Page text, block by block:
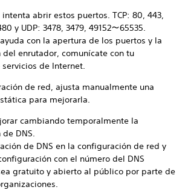
abrir estos puertos. TCP: 80, 443,
y UDP: 3478, 3479, 49152～65535.
con la apertura de los puertos y la
enrutador, comunícate con tu
de Internet.
de red, ajusta manualmente una
para mejorarla.
cambiando temporalmente la
DNS.
de DNS en la configuración de red y
con el número del DNS
gratuito y abierto al público por parte de